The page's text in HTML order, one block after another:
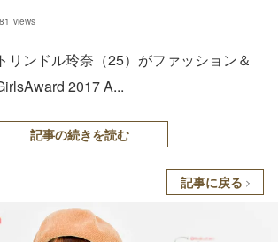
views
リンドル玲奈（25）がファッション＆
2017 A...
記事の続きを読む
記事に戻る